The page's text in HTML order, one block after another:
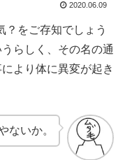
2020.06.09
？をご存知でしょう
らしく、その名の通
より体に異変が起き
ないか。